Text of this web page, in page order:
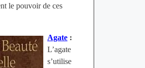
le pouvoir de ces
Agate:
L’agate
s’utilise